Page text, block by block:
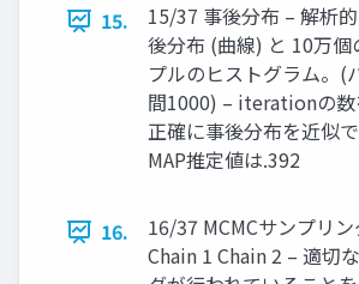
15.
15/37 事後分布 – 解析
後分布 (曲線) と 10万個
プルのヒストグラム。(
間1000) – iterationの
正確に事後分布を近似
MAP推定値は.392
16.
16/37 MCMCサンプリ
Chain 1 Chain 2 – 適切